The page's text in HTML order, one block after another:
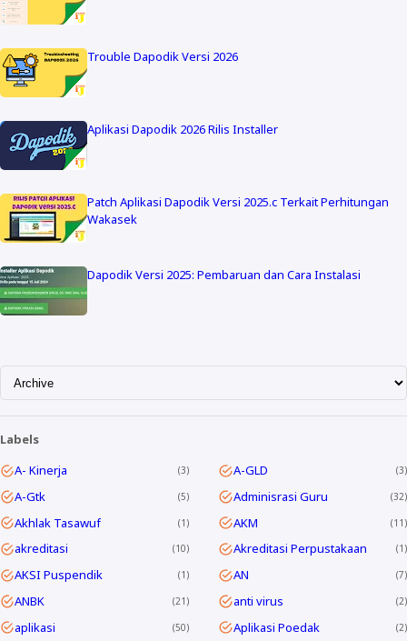
Trouble Dapodik Versi 2026
Aplikasi Dapodik 2026 Rilis Installer
Patch Aplikasi Dapodik Versi 2025.c Terkait Perhitungan
Wakasek
Dapodik Versi 2025: Pembaruan dan Cara Instalasi
Labels
A- Kinerja
3 A-GLD 3
A-Gtk 5 Adminisrasi Guru 32
Akhlak Tasawuf 1 AKM 11
akreditasi 10 Akreditasi Perpustakaan 1
AKSI Puspendik 1 AN 7
ANBK 21 anti virus 2
aplikasi 50 Aplikasi Poedak 2